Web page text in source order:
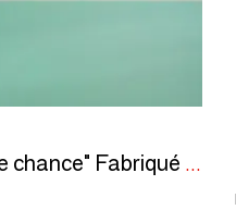
Kit à semer "Graines de chance" Fabriqué en France